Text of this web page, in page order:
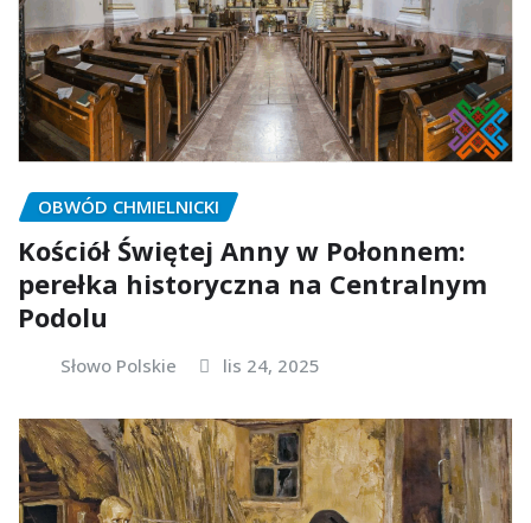
OBWÓD CHMIELNICKI
Kościół Świętej Anny w Połonnem:
perełka historyczna na Centralnym
Podolu
Słowo Polskie lis 24, 2025